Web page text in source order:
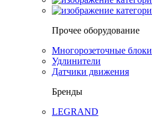
Прочее оборудование
Многорозеточные блоки
Удлинители
Датчики движения
Бренды
LEGRAND